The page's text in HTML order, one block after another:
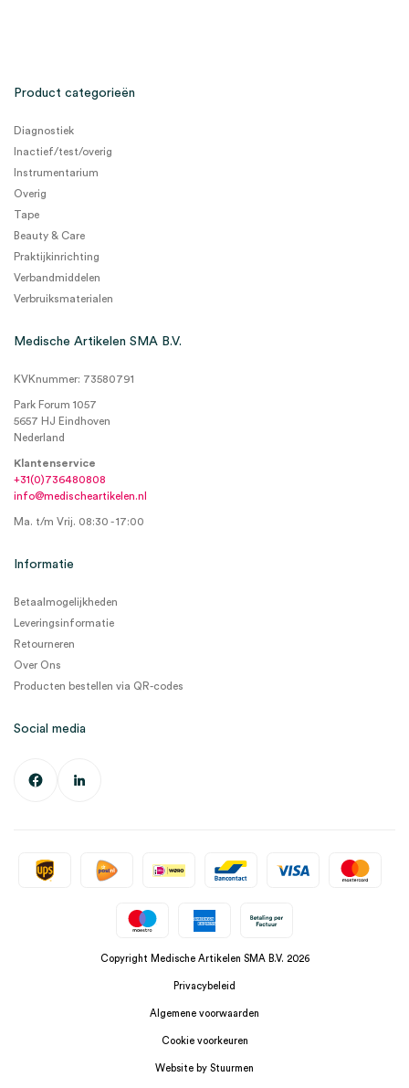
Product categorieën
Diagnostiek
Inactief/test/overig
Instrumentarium
Overig
Tape
Beauty & Care
Praktijkinrichting
Verbandmiddelen
Verbruiksmaterialen
Medische Artikelen SMA B.V.
KVKnummer: 73580791
Park Forum 1057
5657 HJ Eindhoven
Nederland
Klantenservice
+31(0)736480808
info@medischeartikelen.nl
Ma. t/m Vrij. 08:30 - 17:00
Informatie
Betaalmogelijkheden
Leveringsinformatie
Retourneren
Over Ons
Producten bestellen via QR-codes
Social media
Copyright Medische Artikelen SMA B.V. 2026
Privacybeleid
Algemene voorwaarden
Cookie voorkeuren
Website by Stuurmen